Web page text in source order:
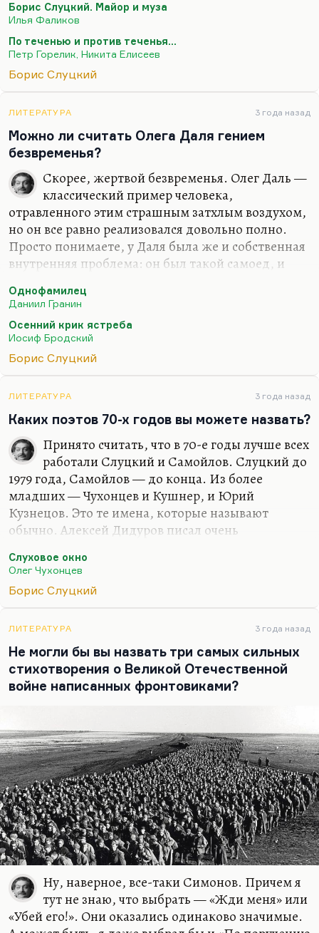
— Горелик знал Слуцкого как себя, знал его с
девятилетнего. И мне представляется, что его
биография эталонная. Это не отменяет
достоинств книги Фаликова «Майор и муза».
Я считаю, что ЖЗЛ поступила глубоко правильно,
издав эту книгу. Просто раньше была готова
биография Горелика и Елисеева, но тогда
биография Слуцкого казалась невостребованной.
Поэтому она…
Борис Слуцкий. Майор и муза
Илья Фаликов
По теченью и против теченья…
Петр Горелик, Никита Елисеев
Борис Слуцкий
ЛИТЕРАТУРА 3 года назад
Можно ли считать Олега Даля гением
безвременья?
Скорее, жертвой безвременья. Олег Даль —
классический пример человека,
отравленного этим страшным затхлым воздухом,
но он все равно реализовался довольно полно.
Просто понимаете, у Даля была же и собственная
внутренняя проблема: он был такой самоед, и
всегда есть готовность этот рывок совершить. И
Высоцкий находился накануне рывка, и тоже,
мне кажется, во многом глушил себя этими
беспрерывными выступлениями, потому что ему
нужно было сосредоточиться, а я не знаю, в какой
бы абсолютно порвать пуповину, связывающую с
подтекстом, с контекстом, с поколением, с
эпохой, с советской властью, грубо…
Однофамилец
Даниил Гранин
Осенний крик ястреба
Иосиф Бродский
Борис Слуцкий
ЛИТЕРАТУРА 3 года назад
Каких поэтов 70-х годов вы можете назвать?
Принято считать, что в 70-е годы лучше всех
работали Слуцкий и Самойлов. Слуцкий до
1979 года, Самойлов — до конца. Из более
младших — Чухонцев и Кушнер, и Юрий
Кузнецов. Это те имена, которые называют
обычно. Алексей Дидуров писал очень
хорошо Сергей Чудаков — это из людей
маргинального слоя. Губанов уже умирал и
спивался в это время. Понятно, что Высоцкий в
почти все время молчал как поэт, Галич — тоже,
хотя несколько вещей были, но это уже, мне
кажется, по сравнению с 60-ми не то чтобы
самоповторы, но это не так оригинально.
Слуховое окно
Олег Чухонцев
Борис Слуцкий
ЛИТЕРАТУРА 3 года назад
Не могли бы вы назвать три самых сильных
стихотворения о Великой Отечественной
войне написанных фронтовиками?
Ну, наверное, все-таки Симонов. Причем я
тут не знаю, что выбрать — «Жди меня» или
«Убей его!». Они оказались одинаково значимые.